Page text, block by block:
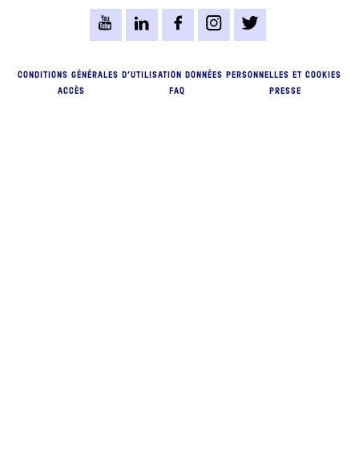
CONDITIONS GÉNÉRALES D’UTILISATION
DONNÉES PERSONNELLES ET COOKIES
ACCÈS
FAQ PRESSE